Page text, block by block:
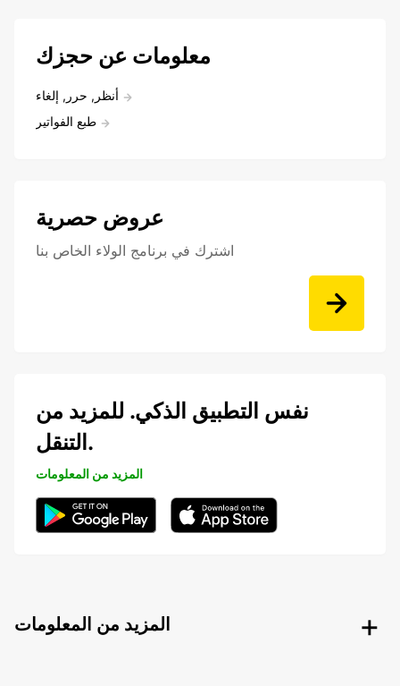
معلومات عن حجزك
أنظر, حرر, إلغاء
طبع الفواتير
عروض حصرية
اشترك في برنامج الولاء الخاص بنا
نفس التطبيق الذكي. للمزيد من
التنقل.
المزيد من المعلومات
المزيد من المعلومات